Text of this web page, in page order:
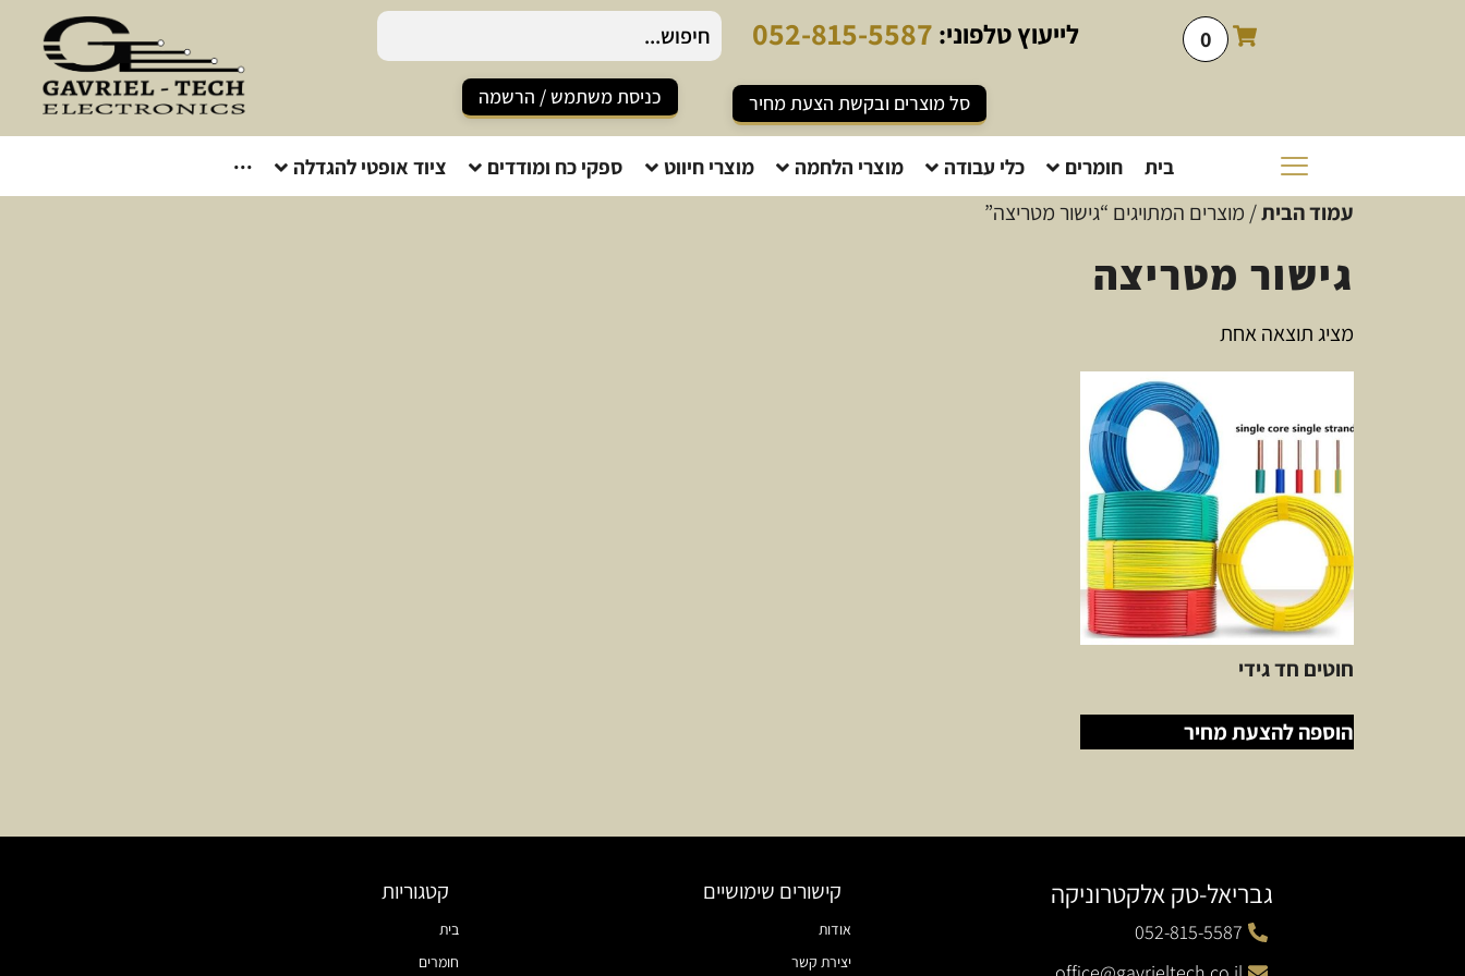
0 לייעוץטלפוני: 2-815-5587
סל מוצרים ובקשת הצעת מחיר כניסת משתמש / הרשמה
בית חומרים כלי עבודה מוצרי הלחמה מוצרי חיווט ספקי כח ומודדים ציוד אופטי להגדלה ···
עמוד הבית/ מוצרים המתויגים “גישור מטריצה”
גישור מטריצה
מציג תוצאה אחת
חוטים חד גידי
הוספה להצעת מחיר
גבריאל-טק אלקטרוניקה
052-815-5587
קישורים שימושיים
אודות
יצירת קשר
קטגוריות
בית
חומרים